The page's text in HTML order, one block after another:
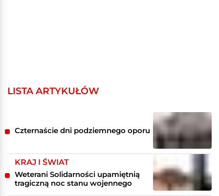
LISTA ARTYKUŁÓW
Czternaście dni podziemnego oporu
KRAJ I ŚWIAT
Weterani Solidarności upamiętnią
tragiczną noc stanu wojennego